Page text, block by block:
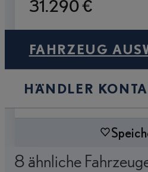
31.290 €
FAHRZEUG
HÄNDLER
8 ähnliche